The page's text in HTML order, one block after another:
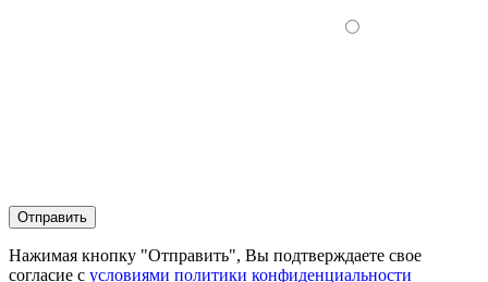
Отправить
Нажимая кнопку "Отправить", Вы подтверждаете свое
согласие с условиями политики конфиденциальности